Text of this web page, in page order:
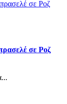
σε Ροζ